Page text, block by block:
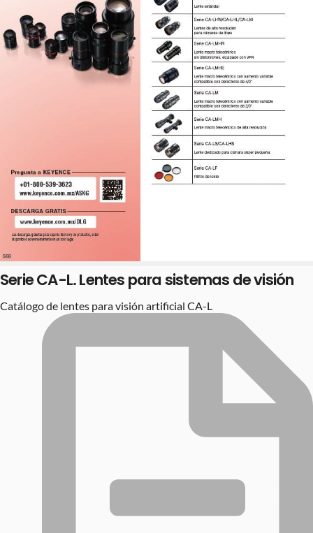
Serie CA-L. Lentes para sistemas de visión
Catálogo de lentes para visión artificial CA-L